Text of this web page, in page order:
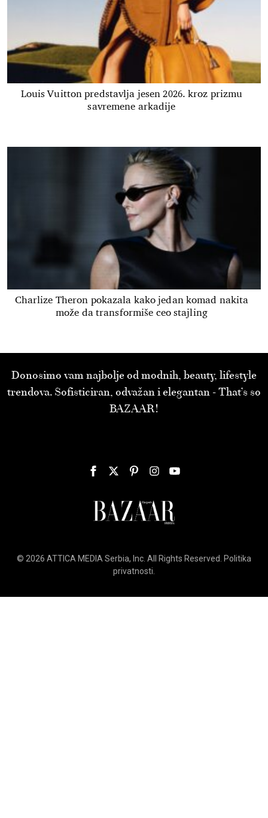
Louis Vuitton predstavlja jesen 2026. kroz prizmu
savremene arkadije
Charlize Theron pokazala kako jedan komad nakita
može da transformiše ceo stajling
Donosimo vam najbolje od modnih, beauty, lifestyle
trendova. Sofisticiran, odvažan i elegantan - That’s so
BAZAAR!
© 2026 ATTICA MEDIA Serbia, Inc. All Rights Reserved.
Politika
privatnosti